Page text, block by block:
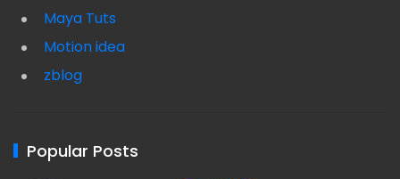
Maya Tuts
Motion idea
zblog
Popular Posts